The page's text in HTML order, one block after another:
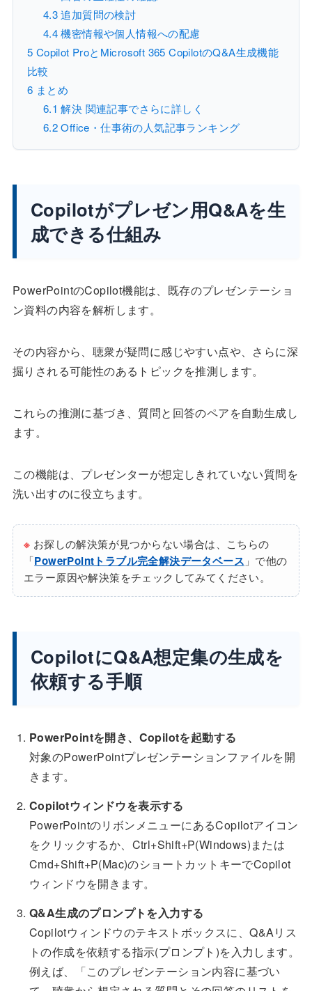
4.3追加質問の検討
4.4機密情報や個人情報への配慮
5 Copilot ProとMicrosoft 365 CopilotのQ&A生成機能
比較
6 まとめ
6.1 解決 関連記事でさらに詳しく
6.2Office・仕事術の人気記事ランキング
Copilotがプレゼン用Q&Aを生
成できる仕組み
PowerPointのCopilot機能は、既存のプレゼンテーショ
ン資料の内容を解析します。
その内容から、聴衆が疑問に感じやすい点や、さらに深
掘りされる可能性のあるトピックを推測します。
これらの推測に基づき、質問と回答のペアを自動生成し
ます。
この機能は、プレゼンターが想定しきれていない質問を
洗い出すのに役立ちます。
※ お探しの解決策が見つからない場合は、こちらの
「PowerPointトラブル完全解決データベース 」で他の
エラー原因や解決策をチェックしてみてください。
CopilotにQ&A想定集の生成を
依頼する手順
PowerPointを開き、Copilotを起動する
対象のPowerPointプレゼンテーションファイルを開
きます。
Copilotウィンドウを表示する
PowerPointのリボンメニューにあるCopilotアイコン
をクリックするか、Ctrl+Shift+P(Windows)または
Cmd+Shift+P(Mac)のショートカットキーでCopilot
ウィンドウを開きます。
Q&A生成のプロンプトを入力する
Copilotウィンドウのテキストボックスに、Q&Aリス
トの作成を依頼する指示(プロンプト)を入力します。
例えば、「このプレゼンテーション内容に基づい